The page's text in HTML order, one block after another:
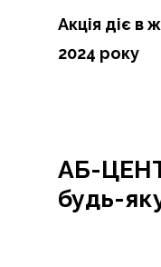
Акція діє в
2024 року
АБ-
будь-